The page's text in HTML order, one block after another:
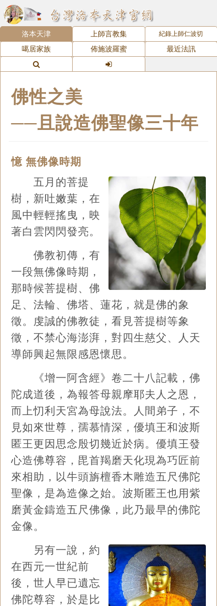
洛本天津 上師言教集 紀錄上師仁波切
噶居家族 佈施波羅蜜 最近法訊
佛性之美
──且說造佛聖像三十年
憶 無佛像時期
五月的菩提
樹，新吐嫩葉，在
風中輕輕搖曳，映
著白雲閃閃發亮。
佛教初傳，有
一段無佛像時期，
那時候菩提樹、佛
足、法輪、佛塔、蓮花，就是佛的象
徵。虔誠的佛教徒，看見菩提樹等象
徵，不禁心海澎湃，對四生慈父、人天
導師興起無限感恩懷思。
《增一阿含經》卷二十八記載，佛
陀成道後，為報答母親摩耶夫人之恩，
而上忉利天宮為母說法。人間弟子，不
見如來世尊，孺慕情深，優填王和波斯
匿王更因思念殷切幾近於病。優填王發
心造佛尊容，毘首羯磨天化現為巧匠前
來相助，以牛頭旃檀香木雕造五尺佛陀
聖像，是為造像之始。波斯匿王也用紫
磨黃金鑄造五尺佛像，此乃最早的佛陀
金像。
另有一說，約
在西元一世紀前
後，世人早已遺忘
佛陀尊容，於是比